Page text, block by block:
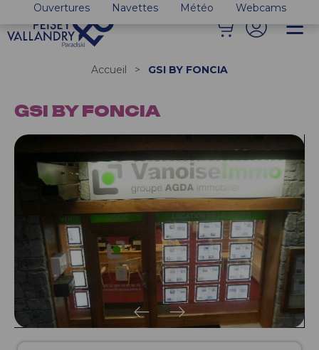
Ouvertures Navettes Météo Webcams
Accueil > GSI BY FONCIA
GSI BY FONCIA